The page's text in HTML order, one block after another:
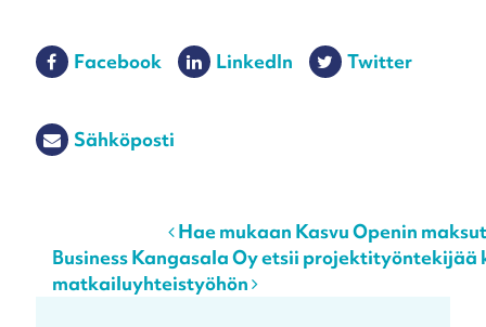
Facebook LinkedIn Twitter
Sähköposti
Post navigationHae mukaan Kasvu Openin
Business Kangasala Oy etsii projektityöntekijää
matkailuyhteistyöhön